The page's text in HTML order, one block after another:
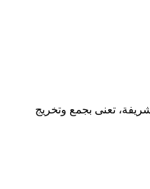
تعنى بجمع وتخريج